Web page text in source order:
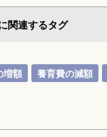
関連するタグ
増額 養育費の減額